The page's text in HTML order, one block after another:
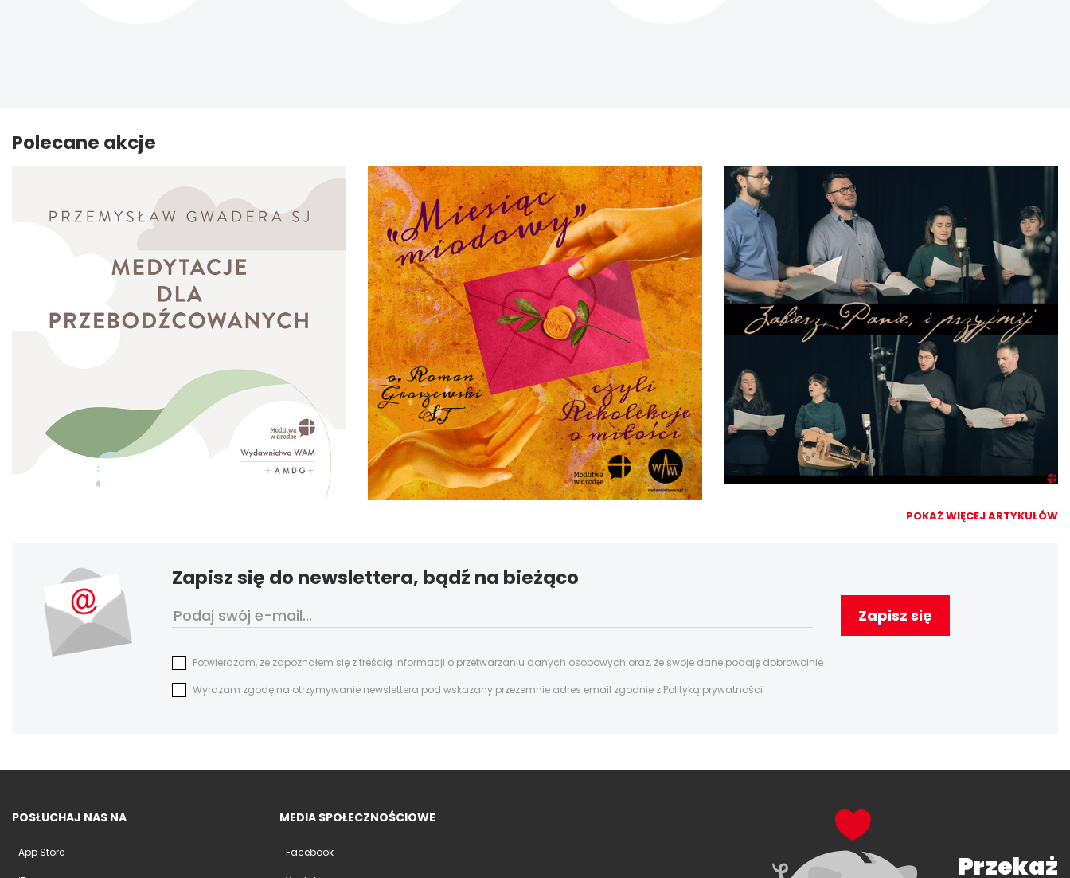
Polecane akcje
POKAŻ WIĘCEJ ARTYKUŁÓW
Zapisz się do newslettera, bądź na bieżąco
Zapisz się
Potwierdzam, ze zapoznałem się z treścią Informacji o przetwarzaniu danych osobowych oraz, że swoje dane podaję dobrowolnie
Wyrażam zgodę na otrzymywanie newslettera pod wskazany przezemnie adres email zgodnie z Polityką prywatności
POSŁUCHAJ NAS NA
App Store
MEDIA SPOŁECZNOŚCIOWE
Facebook Przekaż